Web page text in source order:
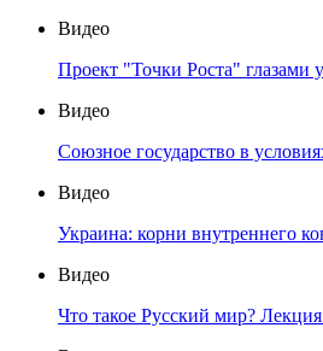
Видео
Проект "Точки Роста" глазами
Видео
Союзное государство в
Видео
Украина: корни внутреннего
Видео
Что такое Русский мир?